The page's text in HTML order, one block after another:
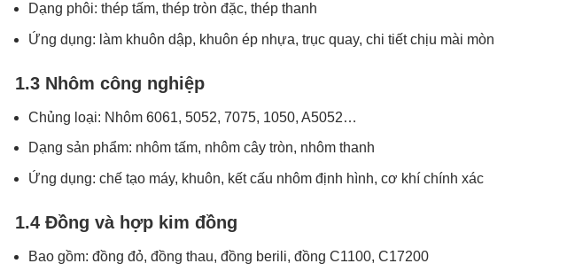
Dạng phôi: thép tấm, thép tròn đặc, thép thanh
Ứng dụng: làm khuôn dập, khuôn ép nhựa, trục quay, chi tiết chịu mài mòn
1.3 Nhôm công nghiệp
Chủng loại: Nhôm 6061, 5052, 7075, 1050, A5052…
Dạng sản phẩm: nhôm tấm, nhôm cây tròn, nhôm thanh
Ứng dụng: chế tạo máy, khuôn, kết cấu nhôm định hình, cơ khí chính xác
1.4 Đồng và hợp kim đồng
Bao gồm: đồng đỏ, đồng thau, đồng berili, đồng C1100, C17200